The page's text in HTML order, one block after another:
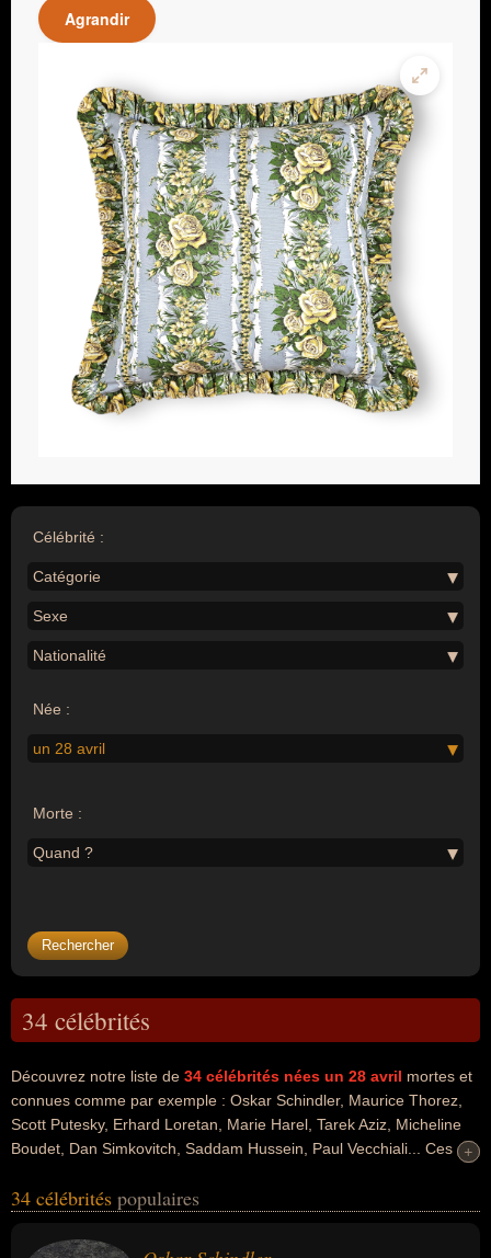
Agrandir
Célébrité :
Catégorie
Sexe
Nationalité
Née :
un 28 avril
Morte :
Quand ?
34 célébrités
Découvrez notre liste de 34 célébrités nées un 28 avril mortes et
connues comme par exemple : Oskar Schindler, Maurice Thorez,
Scott Putesky, Erhard Loretan, Marie Harel, Tarek Aziz, Micheline
Boudet, Dan Simkovitch, Saddam Hussein, Paul Vecchiali... Ces
business, de l'histoire, de la politique, de l'art, du metal, de la
l'invention, du théâtre, de la télévision, du cinéma ou de la
+
+
34 célébrités populaires